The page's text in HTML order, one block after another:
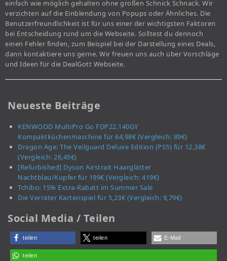
einfach wie möglich gehalten ohne großen Schnick Schnack. Wir
verzichten auf die Einblendung von Popups oder Ähnliches. Die
Benutzerfreundlichkeit ist für uns einer der wichtigsten Faktoren
bei Entscheidung rund um die Webseite. Solltest du dennoch
einen Fehler finden, zum Beispiel bei der Darstellung eines Deals,
dann kontaktiere uns gerne. Wir freuen uns auch über Vorschläge
und Ideen für die DealGott Webseite.
Neueste Beiträge
KENWOOD MultiPro Go FDP22.140GY
Kompaktküchenmaschine für 64,98€ (Vergleich: 89€)
Dragon Age: The Veilguard Deluxe Edition (PS5) für 12,38€
(Vergleich: 26,45€)
[Refurbished] Dyson Airstrait Haarglätter
Nachtblau/Kupfer für 199€ (Vergleich: 419€)
Tchibo: 15% Extra-Rabatt im Summer Sale
Die Verräter Kartenspiel für 5,23€ (Vergleich: 9,79€)
Social Media / Teilen
teilen teilen E-Mail
teilen